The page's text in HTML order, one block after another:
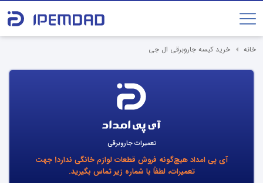
خانه خرید کیسه جاروبرقی ال جی
تعمیرات جاروبرقی
آی پی امداد هیچ‌گونه فروش قطعات لوازم خانگی ندارد! جهت
تعمیرات، لطفاً با شماره زیر تماس بگیرید.